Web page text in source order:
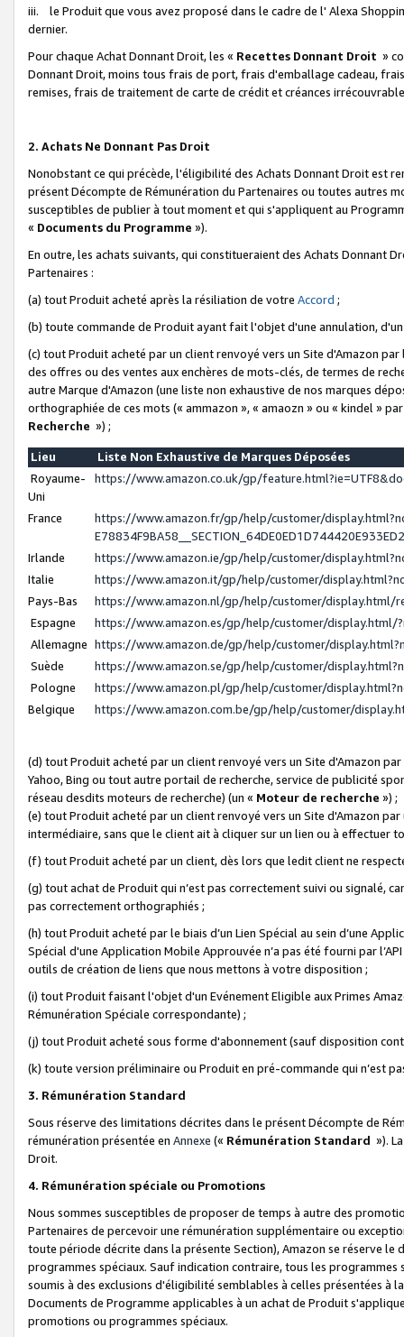
iii. le Produit que vous avez proposé dans le cadre de l' Alexa
dernier.
Pour chaque Achat Donnant Droit, les « Recettes Donnant Droit »
Donnant Droit, moins tous frais de port, frais d'emballage cadeau,
remises, frais de traitement de carte de crédit et créances
2. Achats Ne Donnant Pas Droit
Nonobstant ce qui précède, l'éligibilité des Achats Donnant Droit est
présent Décompte de Rémunération du Partenaires ou toutes autres
susceptibles de publier à tout moment et qui s'appliquent au
« Documents du Programme »).
En outre, les achats suivants, qui constitueraient des Achats Donnant
Partenaires :
(a) tout Produit acheté après la résiliation de votre Accord ;
(b) toute commande de Produit ayant fait l'objet d'une annulation,
(c) tout Produit acheté par un client renvoyé vers un Site d'Amazon
des offres ou des ventes aux enchères de mots-clés, de termes de
autre Marque d'Amazon (une liste non exhaustive de nos marques
orthographiée de ces mots (« ammazon », « amaozn » ou « kindel »
Recherche ») ;
Lieu
Liste Non Exhaustive de Marques Déposées
Royaume-
Uni
https://www.amazon.co.uk/gp/
France
https://www.amazon.fr/gp/help/customer/
Irlande
https://www.amazon.ie/gp/help/customer/
Italie
https://www.amazon.it/gp/help/customer/
Pays-Bas
https://www.amazon.nl/gp/help/customer/display.html/
Espagne
https://www.amazon.es/gp/help/customer/display.html/
Allemagne https://www.amazon.de/gp/help/customer/
Suède
https://www.amazon.se/gp/help/customer/
Pologne
https://www.amazon.pl/gp/help/customer/
Belgique
https://www.amazon.com.be/gp/help/customer/
(d) tout Produit acheté par un client renvoyé vers un Site d'Amazon
Yahoo, Bing ou tout autre portail de recherche, service de publicité
réseau desdits moteurs de recherche) (un « Moteur de recherche ») ;
(e) tout Produit acheté par un client renvoyé vers un Site d'Amazon
intermédiaire, sans que le client ait à cliquer sur un lien ou à
(f) tout Produit acheté par un client, dès lors que ledit client ne
(g) tout achat de Produit qui n’est pas correctement suivi ou signalé,
pas correctement orthographiés ;
(h) tout Produit acheté par le biais d’un Lien Spécial au sein d’une
Spécial d'une Application Mobile Approuvée n’a pas été fourni par
outils de création de liens que nous mettons à votre disposition ;
(i) tout Produit faisant l'objet d'un Evénement Eligible aux Primes
Rémunération Spéciale correspondante) ;
(j) tout Produit acheté sous forme d'abonnement (sauf disposition
(k) toute version préliminaire ou Produit en pré-commande qui n’est
3. Rémunération Standard
Sous réserve des limitations décrites dans le présent Décompte de
rémunération présentée en Annexe (« Rémunération Standard »).
Droit.
4. Rémunération spéciale ou Promotions
Nous sommes susceptibles de proposer de temps à autre des
Partenaires de percevoir une rémunération supplémentaire ou
toute période décrite dans la présente Section), Amazon se réserve
programmes spéciaux. Sauf indication contraire, tous les
soumis à des exclusions d'éligibilité semblables à celles présentées à
Documents de Programme applicables à un achat de Produit
promotions ou programmes spéciaux.